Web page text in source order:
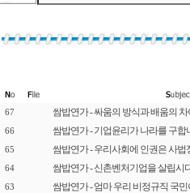
67 쌈밥연가 - 싸움의 방식과 배움의 차
66 쌈밥연가 - 기업윤리가 나라를 구합
65 쌈밥연가 - 우리사회에 인권은 사법
64 쌈밥연가 - 신촌벤처기업을 살립시
63 쌈밥연가 - 엄마 우리 비정규직 국민